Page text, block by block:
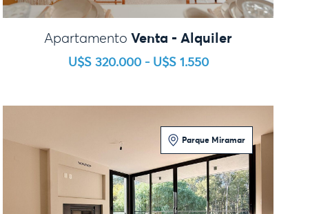
Apartamento Venta - Alquiler
U$S 320.000 - U$S 1.550
Parque Miramar
2 Dormitorios